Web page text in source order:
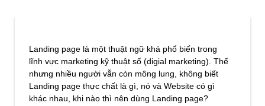
Landing page là một thuật ngữ khá phổ biến trong
lĩnh vực marketing kỹ thuật số (digial marketing). Thế
nhưng nhiều người vẫn còn mông lung, không biết
Landing page thực chất là gì, nó và Website có gì
khác nhau, khi nào thì nên dùng Landing page?